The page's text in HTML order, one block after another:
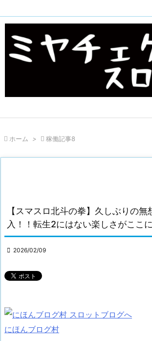
 ホーム >  稼働記事8
【スマスロ北斗の拳】久しぶりの無
入！！転生2にはない楽しさがここ
 2026/02/09
にほんブログ村